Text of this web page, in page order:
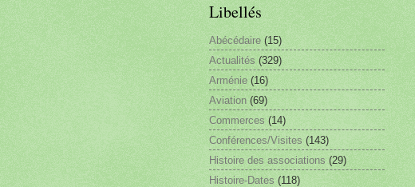
Libellés
Abécédaire (15)
Actualités (329)
Arménie (16)
Aviation (69)
Commerces (14)
Conférences/Visites (143)
Histoire des associations (29)
Histoire-Dates (118)